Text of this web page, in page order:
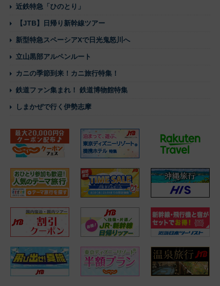
近鉄特急「ひのとり」
【JTB】日帰り新幹線ツアー
新型特急スペーシアXで日光鬼怒川へ
立山黒部アルペンルート
カニの季節到来！カニ旅行特集！
鉄道ファン集まれ！ 鉄道博物館特集
しまかぜで行く伊勢志摩